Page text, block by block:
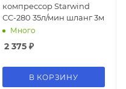
компрессор Starwind
CC-280 35л/мин шланг 3м
Много
2 375₽
В КОРЗИНУ